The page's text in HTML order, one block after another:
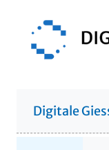
Digitale